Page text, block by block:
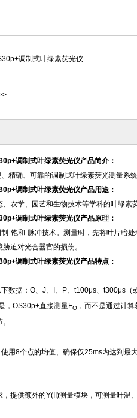
调制式叶绿素荧光仪
调制式叶绿素荧光仪产品简介：
精确、可靠的调制式叶绿素荧光测量系
调制式叶绿素荧光仪产品用途 ：
、农学、园艺和生物技术等学科的叶绿
调制式叶绿素荧光仪产品原理 ：
-饱和-脉冲技术。测量时，先将叶片暗
迫对光合器官的损伤。
调制式叶绿素荧光仪产品特点：
数据：O、J、I、P、t100μs、t300μs（
， OS30p+直接测量FO ，而不是通过计
用8个点的均值、确保仅25ms内达到最
，提供额外的Y(II)测量模块，可测量叶温